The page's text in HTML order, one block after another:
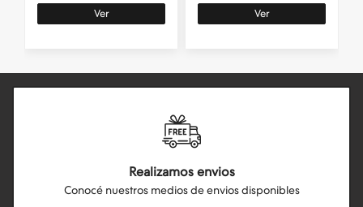
Ver Ver
Realizamos envios
Conocé nuestros medios de envios disponibles